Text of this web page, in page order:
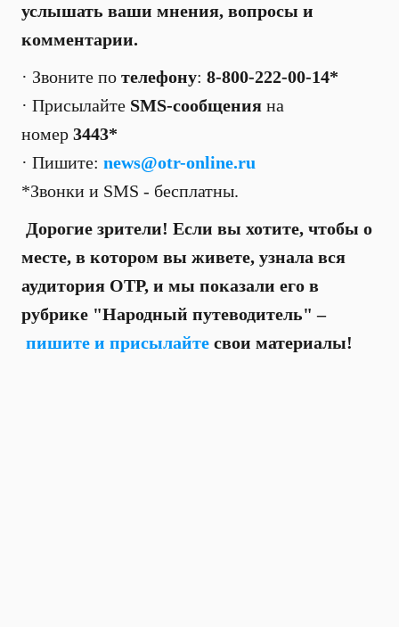
услышать ваши мнения, вопросы и
комментарии.
· Звоните по телефону: 8-800-222-00-14*
· Присылайте SMS-сообщения на
номер 3443*
· Пишите: news@otr-online.ru
*Звонки и SMS - бесплатны.
Дорогие зрители! Если вы хотите, чтобы о
месте, в котором вы живете, узнала вся
аудитория ОТР, и мы показали его в
рубрике "Народный путеводитель" –
пишите и присылайте свои материалы!